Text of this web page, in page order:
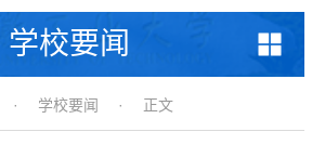
学校要闻
· 学校要闻 · 正文